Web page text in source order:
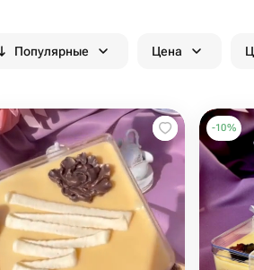
Популярные Цена
-10%